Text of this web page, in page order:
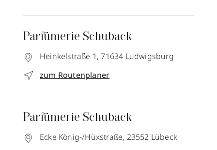
Parfümerie Schuback
Heinkelstraße 1, 71634 Ludwigsburg
zum Routenplaner
Parfümerie Schuback
Ecke König-/Hüxstraße, 23552 Lübeck